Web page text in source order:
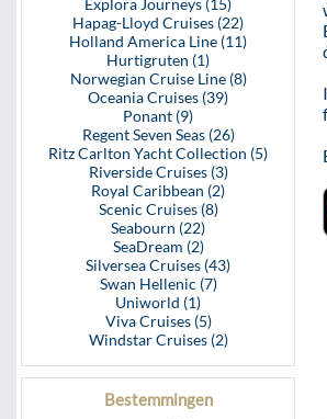
Explora Journeys (15)
Hapag-Lloyd Cruises (22)
Holland America Line (11)
Hurtigruten (1)
Norwegian Cruise Line (8)
Oceania Cruises (39)
Ponant (9)
Regent Seven Seas (26)
Ritz Carlton Yacht Collection (5)
Riverside Cruises (3)
Royal Caribbean (2)
Scenic Cruises (8)
Seabourn (22)
SeaDream (2)
Silversea Cruises (43)
Swan Hellenic (7)
Uniworld (1)
Viva Cruises (5)
Windstar Cruises (2)
Bestemmingen